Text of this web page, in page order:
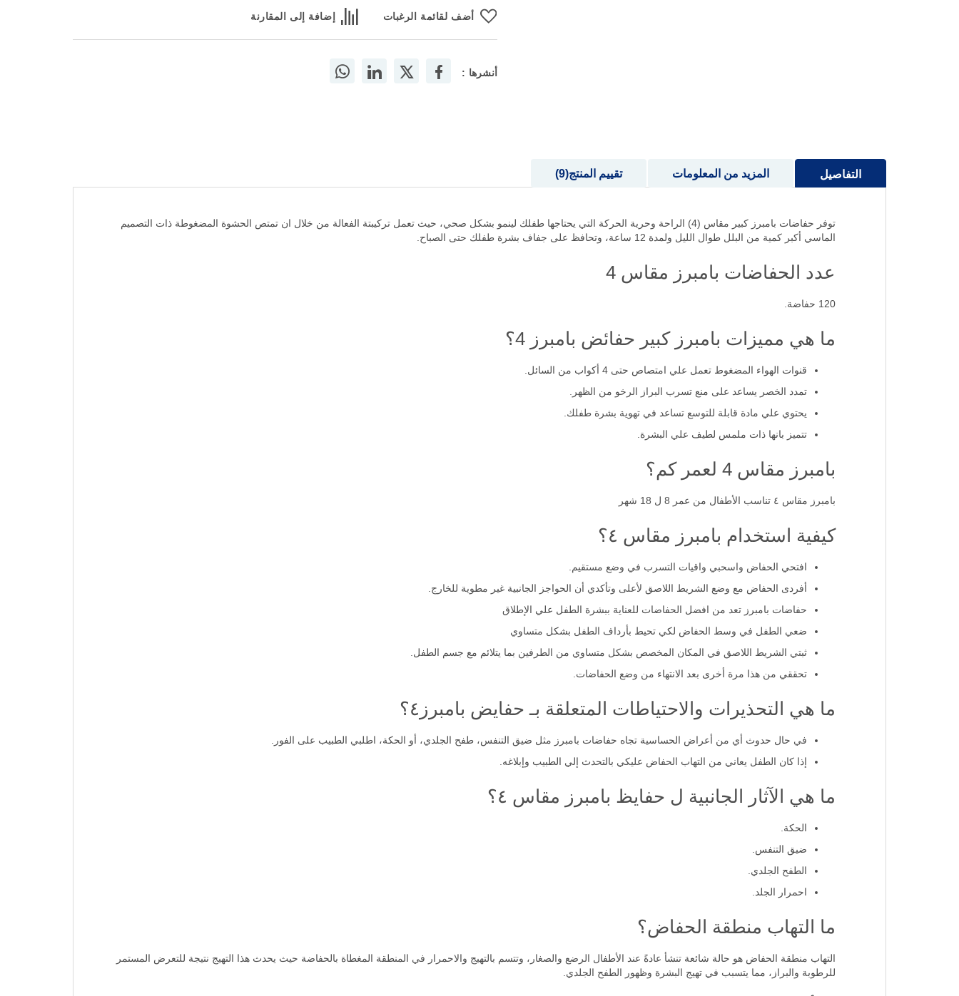
أضف لقائمة الرغبات إضافة إلى المقارنة
أنشرها :
التفاصيل
توفر حفاضات بامبرز كبير مقاس (4) الراحة وحرية الحركة التي يحتاجها طفلك لينمو بشكل صحي، حيث تعمل تركيبتة الفعالة من خلال ان تمتص الحشوة المضغوطة ذات التصميم
الماسي أكبر كمية من البلل طوال الليل ولمدة 12 ساعة، وتحافظ على جفاف بشرة طفلك حتى الصباح.
عدد الحفاضات بامبرز مقاس 4
120 حفاضة.
ما هي مميزات بامبرز كبير حفائض بامبرز 4؟
قنوات الهواء المضغوط تعمل علي امتصاص حتى 4 أكواب من السائل.
تمدد الخصر يساعد على منع تسرب البراز الرخو من الظهر.
يحتوي علي مادة قابلة للتوسع تساعد في تهوية بشرة طفلك.
تتميز بانها ذات ملمس لطيف علي البشرة.
بامبرز مقاس 4 لعمر كم؟
بامبرز مقاس ٤ تناسب الأطفال من عمر 8 ل 18 شهر
كيفية استخدام بامبرز مقاس ٤؟
افتحي الحفاض واسحبي واقيات التسرب في وضع مستقيم.
أفردى الحفاض مع وضع الشريط اللاصق لأعلى وتأكدي أن الحواجز الجانبية غير مطوية للخارج.
حفاضات بامبرز تعد من افضل الحفاضات للعناية ببشرة الطفل علي الإطلاق
ضعي الطفل في وسط الحفاض لكي تحيط بأرداف الطفل بشكل متساوي
ثبتي الشريط اللاصق في المكان المخصص بشكل متساوي من الطرفين بما يتلائم مع جسم الطفل.
تحققي من هذا مرة أخرى بعد الانتهاء من وضع الحفاضات.
ما هي التحذيرات والاحتياطات المتعلقة بـ حفايض بامبرز٤؟
في حال حدوث أي من أعراض الحساسية تجاه حفاضات بامبرز مثل ضيق التنفس، طفح الجلدي، أو الحكة، اطلبي الطبيب على الفور.
إذا كان الطفل يعاني من التهاب الحفاض عليكي بالتحدث إلي الطبيب وإبلاغه.
ما هي الآثار الجانبية ل حفايظ بامبرز مقاس ٤؟
الحكة.
ضيق التنفس.
الطفح الجلدي.
احمرار الجلد.
ما التهاب منطقة الحفاض؟
التهاب منطقة الحفاض هو حالة شائعة تنشأ عادةً عند الأطفال الرضع والصغار، وتتسم بالتهيج والاحمرار في المنطقة المغطاة بالحفاضة حيث يحدث هذا التهيج نتيجة للتعرض المستمر
للرطوبة والبراز، مما يتسبب في تهيج البشرة وظهور الطفح الجلدي.
المزيد من المعلومات تقييم المنتج 9